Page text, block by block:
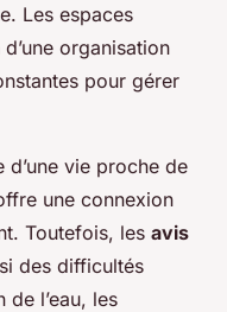
Les espaces
organisation
pour gérer
d’une vie proche de
une connexion
Toutefois, les avis
des difficultés
l’eau, les